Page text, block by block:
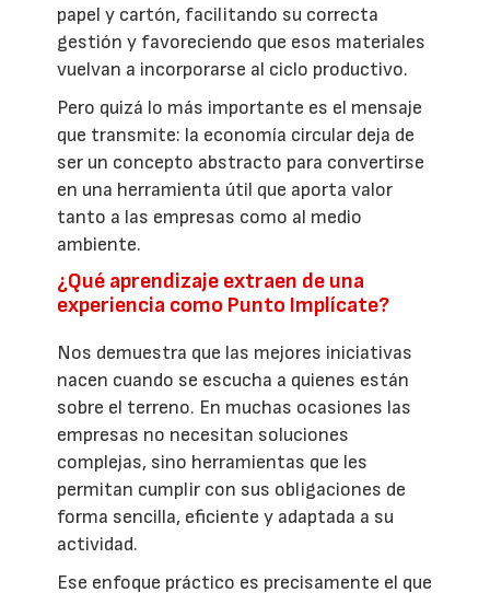
papel y cartón, facilitando su correcta
gestión y favoreciendo que esos materiales
vuelvan a incorporarse al ciclo productivo.
Pero quizá lo más importante es el mensaje
que transmite: la economía circular deja de
ser un concepto abstracto para convertirse
en una herramienta útil que aporta valor
tanto a las empresas como al medio
ambiente.
¿Qué aprendizaje extraen de una
experiencia como Punto Implícate?
Nos demuestra que las mejores iniciativas
nacen cuando se escucha a quienes están
sobre el terreno. En muchas ocasiones las
empresas no necesitan soluciones
complejas, sino herramientas que les
permitan cumplir con sus obligaciones de
forma sencilla, eficiente y adaptada a su
actividad.
Ese enfoque práctico es precisamente el que